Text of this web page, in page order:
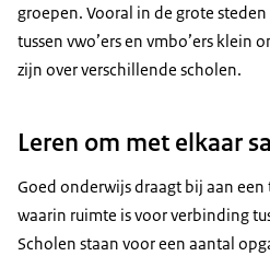
groepen. Vooral in de grote
tussen vwo’ers en vmbo’ers klein
zijn over verschillende scholen.
Leren om met elkaar
Goed onderwijs draagt bij aan
waarin ruimte is voor verbinding
Scholen staan voor een aantal